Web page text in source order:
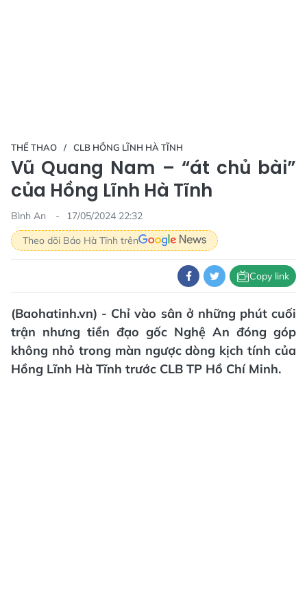
THỂ THAO CLB HỒNG LĨNH HÀ TĨNH
Vũ Quang Nam – “át chủ bài”
của Hồng Lĩnh Hà Tĩnh
Bình An
17/05/2024 22:32
Theo dõi Báo Hà Tĩnh trên
Copy link
(Baohatinh.vn) - Chỉ vào sân ở những phút cuối
trận nhưng tiền đạo gốc Nghệ An đóng góp
không nhỏ trong màn ngược dòng kịch tính của
Hồng Lĩnh Hà Tĩnh trước CLB TP Hồ Chí Minh.